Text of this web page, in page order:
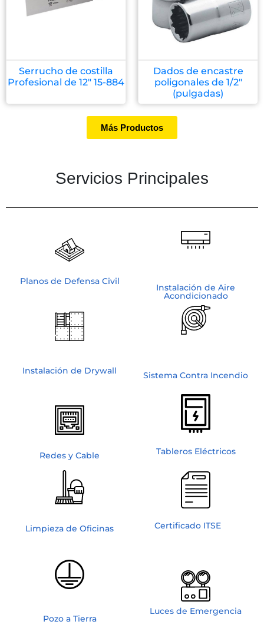
Serrucho de costilla
Profesional de 12″ 15-884
Dados de encastre
poligonales de 1/2″
(pulgadas)
Más Productos
Servicios Principales
Planos de Defensa Civil
Instalación de Aire
Acondicionado
Instalación de Drywall Sistema Contra Incendio
Redes y Cable Tableros Eléctricos
Limpieza de Oficinas Certificado ITSE
Pozo a Tierra
Luces de Emergencia